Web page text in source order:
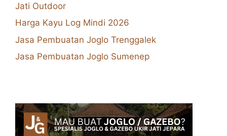
Jati Outdoor
Harga Kayu Log Mindi 2026
Jasa Pembuatan Joglo Trenggalek
Jasa Pembuatan Joglo Sumenep